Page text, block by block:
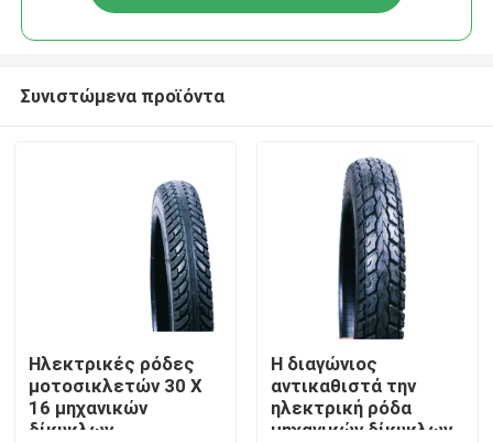
Προϊόντα
Συνιστώμενα προϊόντα
Ηλεκτρικές ρόδες
μοτοσικλετών 30 X
16 μηχανικών
δίκυκλων
Η διαγώνιος
αντικαθιστά την
ηλεκτρική ρόδα
μηχανικών δίκυκλων